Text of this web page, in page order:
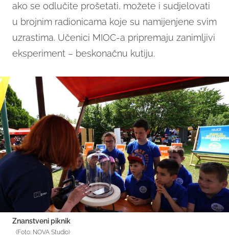
ako se odlučite prošetati, možete i sudjelovati
u brojnim radionicama koje su namijenjene svim
uzrastima. Učenici MIOC-a pripremaju zanimljivi
eksperiment – beskonačnu kutiju.
Znanstveni piknik
(Foto: NOVA Studio)